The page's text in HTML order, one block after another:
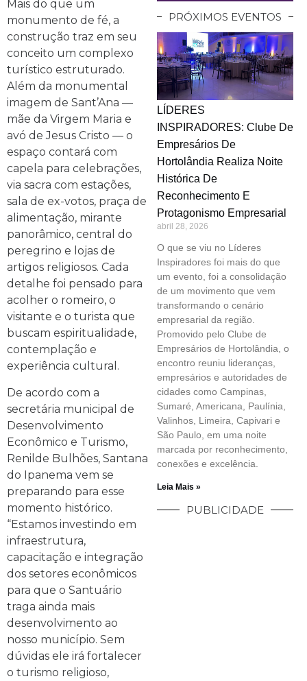
Mais do que um
monumento de fé, a
construção traz em seu
conceito um complexo
turístico estruturado.
Além da monumental
imagem de Sant’Ana —
mãe da Virgem Maria e
avó de Jesus Cristo — o
espaço contará com
capela para celebrações,
via sacra com estações,
sala de ex-votos, praça de
alimentação, mirante
panorâmico, central do
peregrino e lojas de
artigos religiosos. Cada
detalhe foi pensado para
acolher o romeiro, o
visitante e o turista que
buscam espiritualidade,
contemplação e
experiência cultural.
De acordo com a
secretária municipal de
Desenvolvimento
Econômico e Turismo,
Renilde Bulhões, Santana
do Ipanema vem se
preparando para esse
momento histórico.
“Estamos investindo em
infraestrutura,
capacitação e integração
dos setores econômicos
para que o Santuário
traga ainda mais
desenvolvimento ao
nosso município. Sem
dúvidas ele irá fortalecer
o turismo religioso,
PRÓXIMOS EVENTOS
LÍDERES
INSPIRADORES: Clube De
Empresários De
Hortolândia Realiza Noite
Histórica De
Reconhecimento E
Protagonismo Empresarial
abril 28, 2026
O que se viu no Líderes
Inspiradores foi mais do que
um evento, foi a consolidação
de um movimento que vem
transformando o cenário
empresarial da região.
Promovido pelo Clube de
Empresários de Hortolândia, o
encontro reuniu lideranças,
empresários e autoridades de
cidades como Campinas,
Sumaré, Americana, Paulínia,
Valinhos, Limeira, Capivari e
São Paulo, em uma noite
marcada por reconhecimento,
conexões e excelência.
Leia Mais »
PUBLICIDADE